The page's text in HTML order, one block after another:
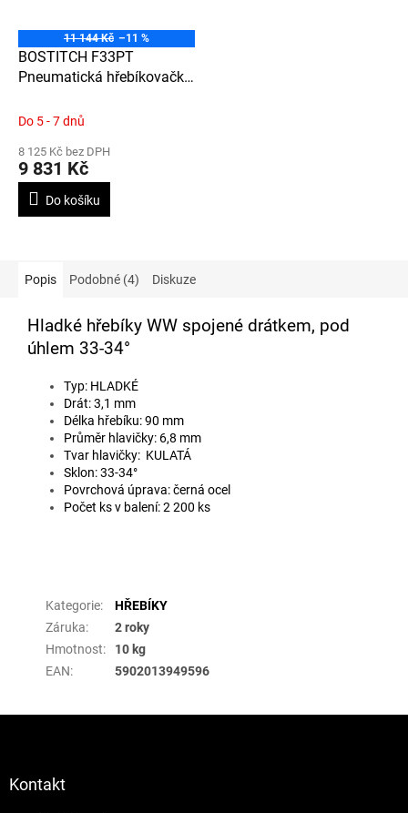
11 144 Kč –11 %
BOSTITCH F33PT
Pneumatická hřebíkovačka
hřebíky PT v papírovém
sklonem zásobníku 33°
Do 5 - 7 dnů
8 125 Kč bez DPH
9 831 Kč
Do košíku
Popis Podobné (4) Diskuze
Hladké hřebíky WW spojené drátkem, pod
úhlem 33-34°
Typ: HLADKÉ
Drát: 3,1 mm
Délka hřebíku: 90 mm
Průměr hlavičky: 6,8 mm
Tvar hlavičky: KULATÁ
Sklon: 33-34°
Povrchová úprava: černá ocel
Počet ks v balení: 2 200 ks
Kategorie:
HŘEBÍKY
Záruka:
2 roky
Hmotnost:
10 kg
EAN: 5902013949596
Kontakt